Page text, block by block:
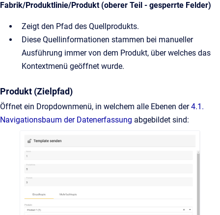
Fabrik/Produktlinie/Produkt (oberer Teil - gesperrte Felder)
Zeigt den Pfad des Quellprodukts.
Diese Quellinformationen stammen bei manueller
Ausführung immer von dem Produkt, über welches das
Kontextmenü geöffnet wurde.
Produkt (Zielpfad)
Öffnet ein Dropdownmenü, in welchem alle Ebenen der4.1.
Navigationsbaum der Datenerfassung abgebildet sind: